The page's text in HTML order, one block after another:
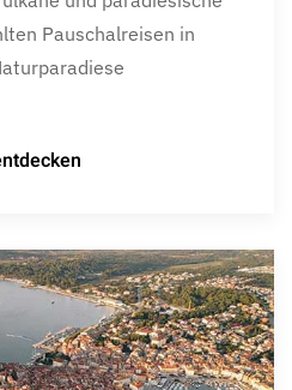
Pauschalreisen in